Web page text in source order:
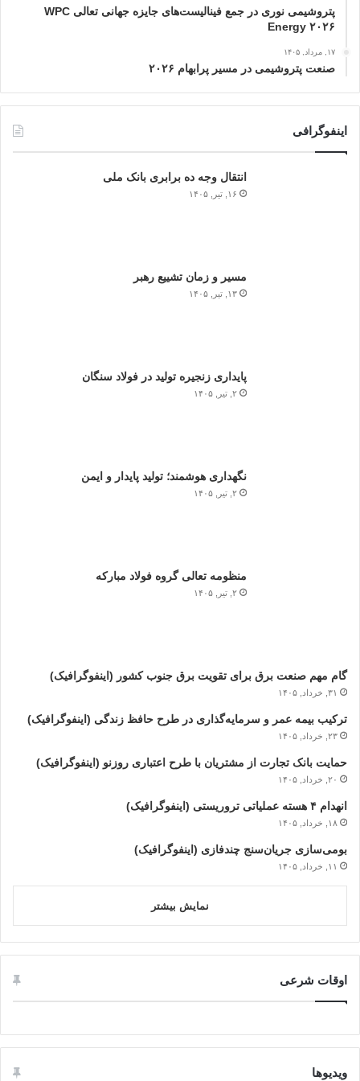
پتروشیمی نوری در جمع فینالیست‌های جایزه جهانی تعالی WPC
Energy ۲۰۲۶
۱۷, مرداد, ۱۴۰۵
صنعت پتروشیمی در مسیر پرابهام ۲۰۲۶
اینفوگرافی
انتقال وجه ده برابری بانک ملی
۱۶, تیر, ۱۴۰۵
مسیر و زمان تشییع رهبر
۱۳, تیر, ۱۴۰۵
پایداری زنجیره تولید در فولاد سنگان
۲, تیر, ۱۴۰۵
نگهداری هوشمند؛ تولید پایدار و ایمن
۲, تیر, ۱۴۰۵
منظومه تعالی گروه فولاد مبارکه
۲, تیر, ۱۴۰۵
گام مهم صنعت برق برای تقویت برق جنوب کشور (اینفوگرافیک)
۳۱, خرداد, ۱۴۰۵
ترکیب بیمه عمر و سرمایه‌گذاری در طرح حافظ زندگی (اینفوگرافیک)
۲۳, خرداد, ۱۴۰۵
حمایت بانک تجارت از مشتریان با طرح اعتباری روزنو (اینفوگرافیک)
۲۰, خرداد, ۱۴۰۵
انهدام ۴ هسته عملیاتی تروریستی (اینفوگرافیک)
۱۸, خرداد, ۱۴۰۵
بومی‌سازی جریان‌سنج چندفازی (اینفوگرافیک)
۱۱, خرداد, ۱۴۰۵
نمایش بیشتر
اوقات شرعی
ویدیوها